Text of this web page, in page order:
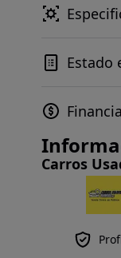
Estado
Carros